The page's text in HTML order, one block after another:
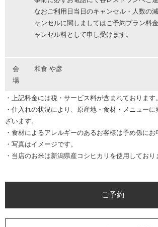
なおご利用日当日のキャンセル・人数の
ャンセルに関しましてはご予約プラン料
ャンセル料として申し受けます。
会
場
和食 や彦
・上記料金には税・サービス料が含まれております。
・仕入れの状況により、原産地・食材・メニュー
ざいます。
・食材によるアレルギーのあるお客様は予め係にお
・写真はイメージです。
・当店のお米は新潟県産コシヒカリを使用しており
ご予約